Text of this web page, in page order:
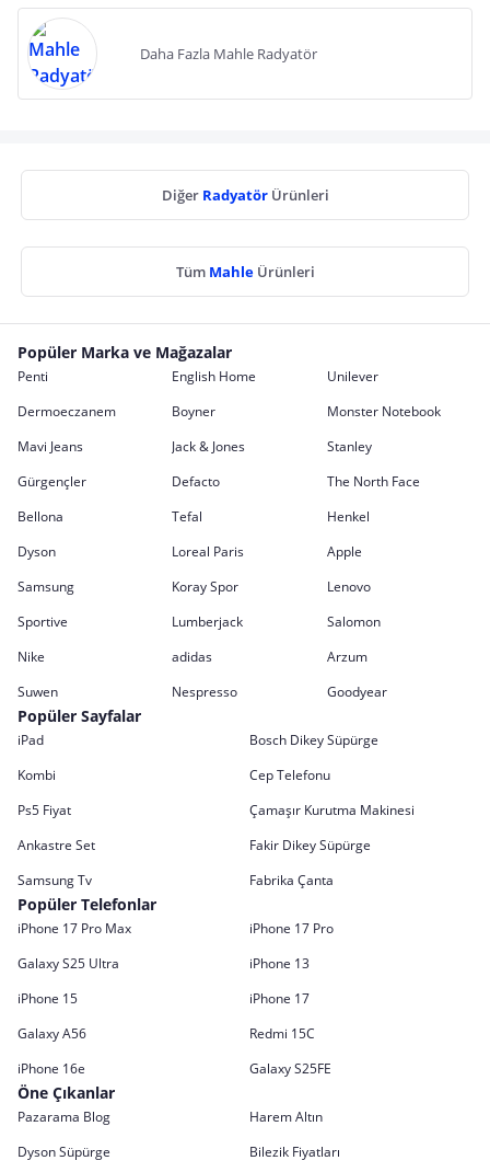
Daha Fazla Mahle Radyatör
Diğer Radyatör Ürünleri
Tüm Mahle Ürünleri
Popüler Marka ve Mağazalar
Penti English Home
Unilever
Dermoeczanem
Boyner
Monster Notebook
Mavi Jeans
Jack & Jones
Stanley
Gürgençler
Defacto
The North Face
Bellona
Tefal
Henkel
Dyson
Loreal Paris
Apple
Samsung
Koray Spor
Lenovo
Sportive
Lumberjack
Salomon
Nike
adidas
Arzum
Suwen
Nespresso Goodyear
Popüler Sayfalar
iPad
Bosch Dikey Süpürge
Kombi
Cep Telefonu
Ps5 Fiyat
Çamaşır Kurutma Makinesi
Ankastre Set
Fakir Dikey Süpürge
Samsung Tv
Fabrika Çanta
Popüler Telefonlar
iPhone 17 Pro Max
iPhone 17 Pro
Galaxy S25 Ultra
iPhone 13
iPhone 15
iPhone 17
Galaxy A56
Redmi 15C
iPhone 16e
Galaxy S25FE
Öne Çıkanlar
Pazarama Blog
Harem Altın
Dyson Süpürge
Bilezik Fiyatları